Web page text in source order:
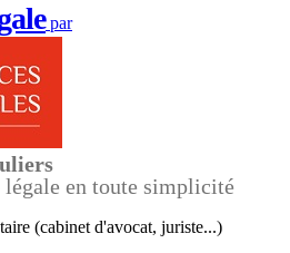
par
en toute simplicité
(cabinet d'avocat, juriste...)